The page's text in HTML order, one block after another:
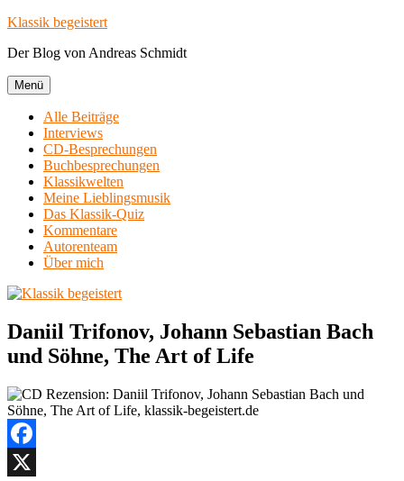
Zum
springen
Klassik begeistert
Der Blog von Andreas Schmidt
Menü
Alle Beiträge
Interviews
CD-Besprechungen
Buchbesprechungen
Klassikwelten
Meine Lieblingsmusik
Das Klassik-Quiz
Kommentare
Autorenteam
Über mich
Daniil Trifonov, Johann Sebastian Bach
und Söhne, The Art of Life
Facebook